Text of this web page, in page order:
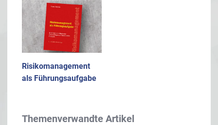
Risikomanagement
als Führungsaufgabe
Themenverwandte Artikel